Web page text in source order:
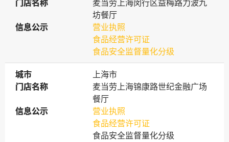
门店名称
门店名称
麦当劳上海闵行区益梅路力波九
坊餐厅
信息公示
信息公示
营业执照
食品经营许可证
食品安全监督量化分级
城市
城市
上海市
门店名称
门店名称
麦当劳上海锦康路世纪金融广场
餐厅
信息公示
信息公示
营业执照
食品经营许可证
食品安全监督量化分级